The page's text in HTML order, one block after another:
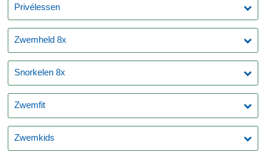
Privélessen
Zwemheld 8x
Snorkelen 8x
Zwemfit
Zwemkids